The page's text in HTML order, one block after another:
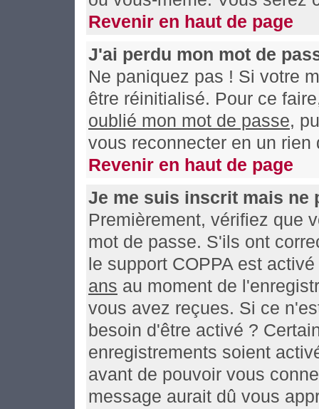
Revenir en haut de page
J'ai perdu mon mot de
Ne paniquez pas ! Si votre
être réinitialisé. Pour ce
oublié mon mot de passe,
vous reconnecter en un rien
Revenir en haut de page
Je me suis inscrit mais ne
Premièrement, vérifiez que
mot de passe. S'ils ont
le support COPPA est
ans au moment de
vous avez reçues. Si ce
besoin d'être activé ?
enregistrements soient
avant de pouvoir vous
message aurait dû vous